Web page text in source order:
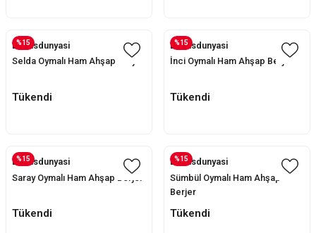
%15
Evofisdunyasi
Selda Oymalı Ham Ahşap Berjer
Tükendi
%15
Evofisdunyasi
İnci Oymalı Ham Ahşap Berjer
Tükendi
%15
Evofisdunyasi
Saray Oymalı Ham Ahşap Berjer
Tükendi
%15
Evofisdunyasi
Sümbül Oymalı Ham Ahşap
Berjer
Tükendi